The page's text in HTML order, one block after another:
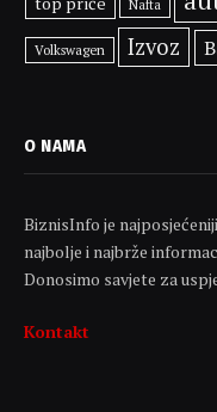
Nafta
Volkswagen Izvoz
O NAMA
BiznisInfo je
najbolje i najbrže
Donosimo savjete za
Kontakt